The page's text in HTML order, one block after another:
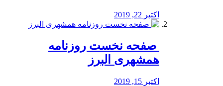
اکتبر 22, 2019
️ صفحه نخست روزنامه‌
همشهری البرز
اکتبر 15, 2019